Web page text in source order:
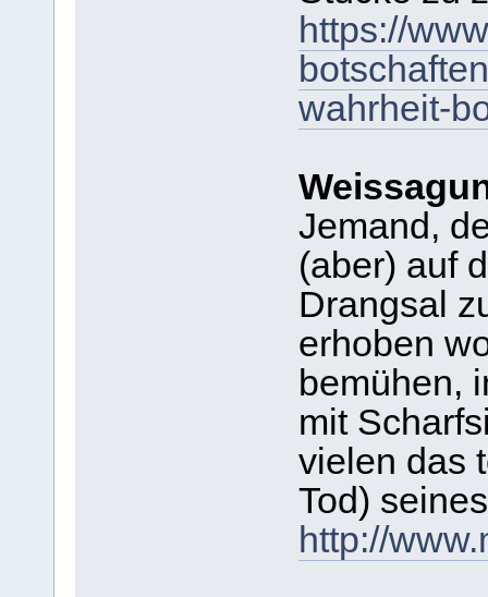
https://
wahrheit-
Jemand,
(aber) auf
Drangsal
erhoben
bemühen,
mit
vielen das
Tod)
http://